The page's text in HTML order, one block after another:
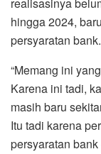
hingga 2024,
persyaratan bank.
“Memang ini
Karena ini tadi,
masih baru
Itu tadi karena
persyaratan